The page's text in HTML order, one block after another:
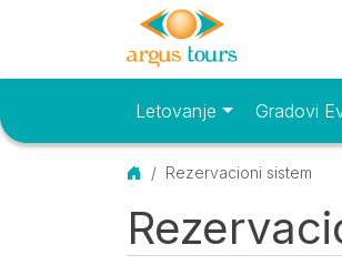
Osnovni meniLetovanje Gradovi
Početna
Rezervacioni sistem